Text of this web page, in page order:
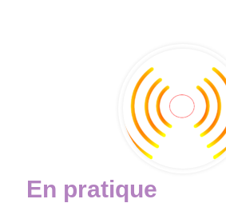
En pratique